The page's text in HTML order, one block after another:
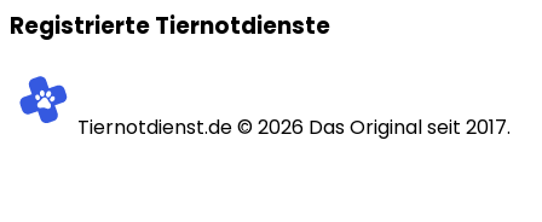
Registrierte Tiernotdienste
Tiernotdienst.de ©2026 Das Original seit 2017.